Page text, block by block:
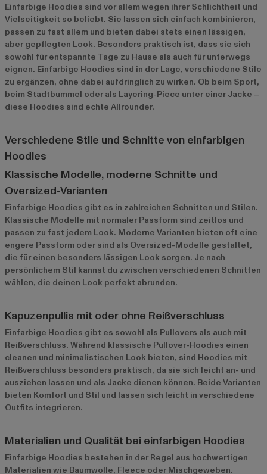
Einfarbige Hoodies sind vor allem wegen ihrer Schlichtheit und
Vielseitigkeit so beliebt. Sie lassen sich einfach kombinieren,
passen zu fast allem und bieten dabei stets einen lässigen,
aber gepflegten Look. Besonders praktisch ist, dass sie sich
sowohl für entspannte Tage zu Hause als auch für unterwegs
eignen. Einfarbige Hoodies sind in der Lage, verschiedene Stile
zu ergänzen, ohne dabei aufdringlich zu wirken. Ob beim Sport,
beim Stadtbummel oder als Layering-Piece unter einer Jacke –
diese Hoodies sind echte Allrounder.
Verschiedene Stile und Schnitte von einfarbigen
Hoodies
Klassische Modelle, moderne Schnitte und
Oversized-Varianten
Einfarbige Hoodies gibt es in zahlreichen Schnitten und Stilen.
Klassische Modelle mit normaler Passform sind zeitlos und
passen zu fast jedem Look. Moderne Varianten bieten oft eine
engere Passform oder sind als Oversized-Modelle gestaltet,
die für einen besonders lässigen Look sorgen. Je nach
persönlichem Stil kannst du zwischen verschiedenen Schnitten
wählen, die deinen Look perfekt abrunden.
Kapuzenpullis mit oder ohne Reißverschluss
Einfarbige Hoodies gibt es sowohl als Pullovers als auch mit
Reißverschluss. Während klassische Pullover-Hoodies einen
cleanen und minimalistischen Look bieten, sind Hoodies mit
Reißverschluss besonders praktisch, da sie sich leicht an- und
ausziehen lassen und als Jacke dienen können. Beide Varianten
bieten Komfort und Stil und lassen sich leicht in verschiedene
Outfits integrieren.
Materialien und Qualität bei einfarbigen Hoodies
Einfarbige Hoodies bestehen in der Regel aus hochwertigen
Materialien wie Baumwolle, Fleece oder Mischgeweben.